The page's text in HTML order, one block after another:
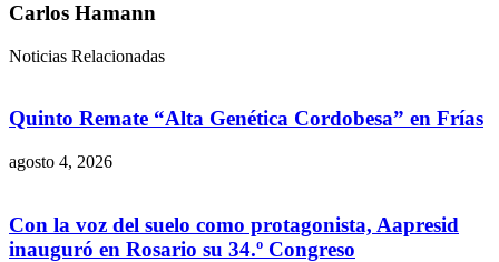
Carlos Hamann
Noticias Relacionadas
Quinto Remate “Alta Genética Cordobesa” en Frías
agosto 4, 2026
Con la voz del suelo como protagonista, Aapresid
inauguró en Rosario su 34.º Congreso